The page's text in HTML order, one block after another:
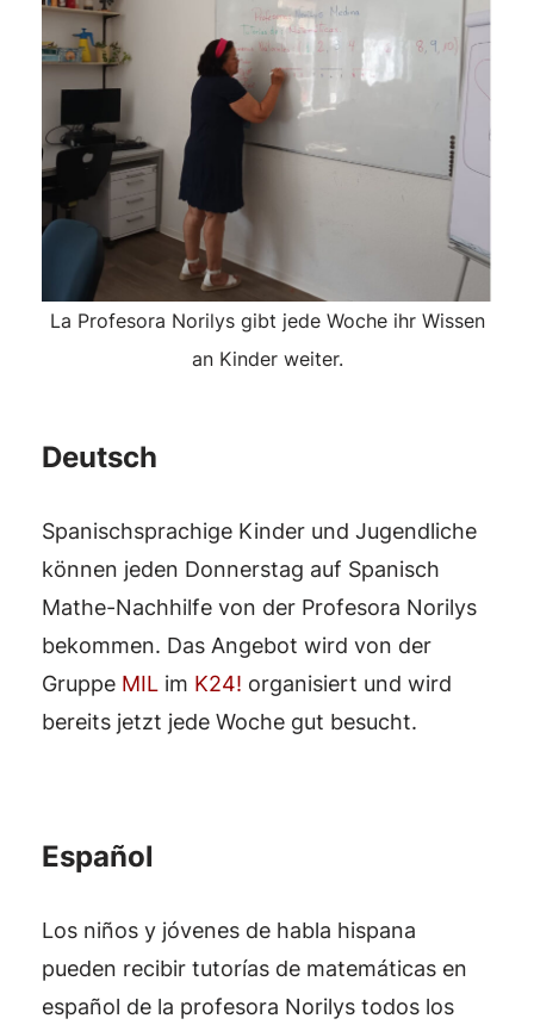
La Profesora Norilys gibt jede Woche ihr Wissen
an Kinder weiter.
Deutsch
Spanischsprachige Kinder und Jugendliche
können jeden Donnerstag auf Spanisch
Mathe-Nachhilfe von der Profesora Norilys
bekommen. Das Angebot wird von der
Gruppe MIL im K24! organisiert und wird
bereits jetzt jede Woche gut besucht.
Español
Los niños y jóvenes de habla hispana
pueden recibir tutorías de matemáticas en
español de la profesora Norilys todos los